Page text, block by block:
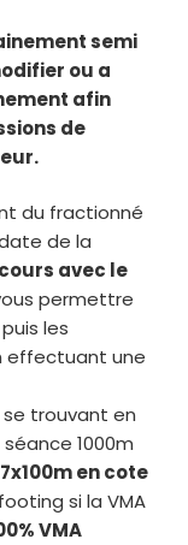
semi
ou a
afin
de
du fractionné
de la
avec le
permettre
les
effectuant une
trouvant en
1000m
7x100m en cote
si la VMA
VMA